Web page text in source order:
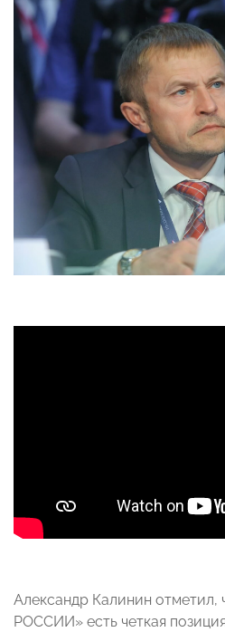
Александр Калинин
РОССИИ» есть четкая